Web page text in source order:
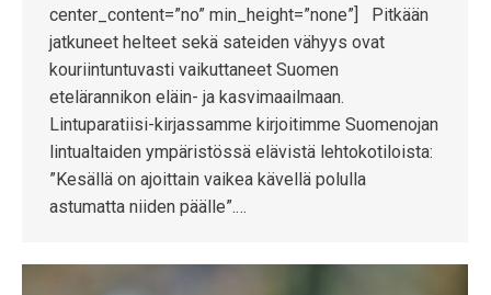
center_content=”no” min_height=”none”] Pitkään
jatkuneet helteet sekä sateiden vähyys ovat
kouriintuntuvasti vaikuttaneet Suomen
etelärannikon eläin- ja kasvimaailmaan.
Lintuparatiisi-kirjassamme kirjoitimme Suomenojan
lintualtaiden ympäristössä elävistä lehtokotiloista:
”Kesällä on ajoittain vaikea kävellä polulla
astumatta niiden päälle”.…